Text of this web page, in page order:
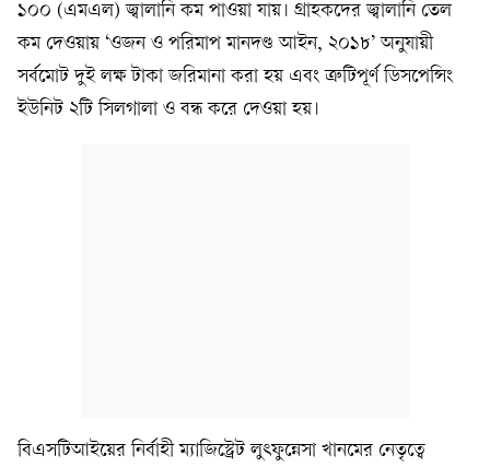
১০০ (এমএল) জ্বালানি কম পাওয়া যায়। গ্রাহকদের জ্বালানি তেল
কম দেওয়ায় ‘ওজন ও পরিমাপ মানদণ্ড আইন, ২০১৮’ অনুযায়ী
সর্বমোট দুই লক্ষ টাকা জরিমানা করা হয় এবং ত্রুটিপূর্ণ ডিসপেন্সিং
ইউনিট ২টি সিলগালা ও বন্ধ করে দেওয়া হয়।
বিএসটিআইয়ের নির্বাহী ম্যাজিস্ট্রেট লুৎফুন্নেসা খানমের নেতৃত্বে